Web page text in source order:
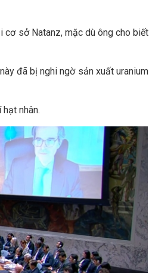
cơ sở Natanz, mặc dù ông cho biết
đã bị nghi ngờ sản xuất uranium
nhân.